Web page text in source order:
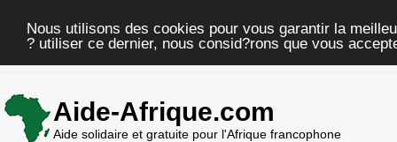
Nous utilisons des cookies pour vous garantir la
? utiliser ce dernier, nous consid?rons que vous
Aide-Afrique.com
Aide solidaire et gratuite pour l'Afrique francophone